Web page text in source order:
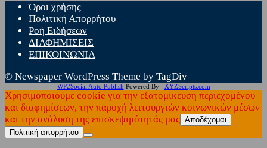
Όροι χρήσης
Πολιτική Απορρήτου
Ροή Ειδήσεων
ΔΙΑΦΗΜΙΣΕΙΣ
ΕΠΙΚΟΙΝΩΝΙΑ
© Newspaper WordPress Theme by TagDiv
WP2Social Auto Publish Powered By : XYZScripts.com
Χρησιμοποιούμε cookie για την εξατομίκευση περιεχομένου
και διαφημίσεων, την παροχή λειτουργιών κοινωνικών μέσων
και την ανάλυση της επισκεψιμότητάς μας Αποδέχομαι
Πολιτική απορρήτου